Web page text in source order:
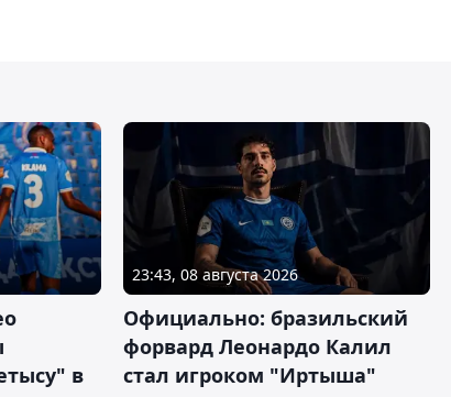
в
23:43, 08 августа 2026
Официально: бразильский
форвард Леонардо Калил
стал игроком "Иртыша"